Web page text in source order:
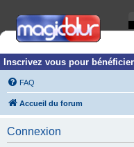
Inscrivez vous pour
FAQ
Accueil du forum
Connexion